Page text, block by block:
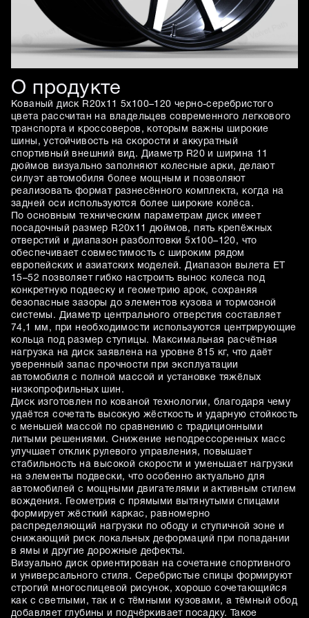
О продукте
Кованый диск R20x11 5x100–120 черно-серебристого
цвета рассчитан на владельцев современного легкового
транспорта и кроссоверов, которым важны широкие
шины, устойчивость на скорости и аккуратный
спортивный внешний вид. Диаметр R20 и ширина 11
дюймов визуально заполняют колесные арки, делают
силуэт автомобиля более мощным и позволяют
реализовать формат разнесённого комплекта, когда на
задней оси используются более широкие колёса.
По основным техническим параметрам диск имеет
посадочный размер R20x11 дюймов, пять крепёжных
отверстий и диапазон разболтовки 5x100–120, что
обеспечивает совместимость с широким рядом
европейских и азиатских моделей. Диапазон вылета ET
15–52 позволяет гибко настроить вынос колеса под
конкретную подвеску и геометрию арок, сохраняя
безопасные зазоры до элементов кузова и тормозной
системы. Диаметр центрального отверстия составляет
74,1 мм, при необходимости используются центрирующие
кольца под размер ступицы. Максимальная расчётная
нагрузка на диск заявлена на уровне 815 кг, что даёт
уверенный запас прочности при эксплуатации
автомобиля с полной массой и установке тяжёлых
низкопрофильных шин.
Диск изготовлен по кованой технологии, благодаря чему
удаётся сочетать высокую жёсткость и ударную стойкость
с меньшей массой по сравнению с традиционными
литыми решениями. Снижение неподрессоренных масс
улучшает отклик рулевого управления, повышает
стабильность на высокой скорости и уменьшает нагрузки
на элементы подвески, что особенно актуально для
автомобилей с мощными двигателями и активным стилем
вождения. Геометрия с прямыми вытянутыми спицами
формирует жёсткий каркас, равномерно
распределяющий нагрузки по ободу и ступичной зоне и
снижающий риск локальных деформаций при попадании
в ямы и другие дорожные дефекты.
Визуально диск ориентирован на сочетание спортивного
и универсального стиля. Серебристые спицы формируют
строгий многоспицевой рисунок, хорошо сочетающийся
как с светлыми, так и с тёмными кузовами, а тёмный обод
добавляет глубины и подчёркивает посадку. Такое